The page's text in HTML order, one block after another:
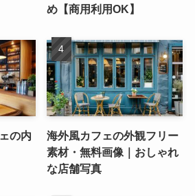
め【商用利用OK】
の内
海外風カフェの外観フリー
素材・無料画像｜おしゃれ
な店舗写真